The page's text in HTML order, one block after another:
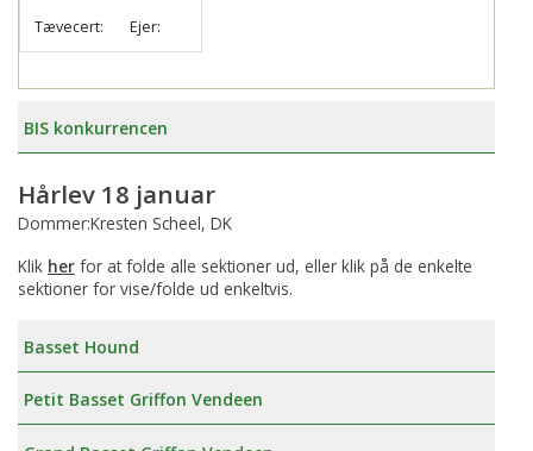
Tævecert: Ejer:
BIS konkurrencen
Hårlev 18 januar
Dommer:Kresten Scheel, DK
Klik her for at folde alle sektioner ud, eller klik på de enkelte
sektioner for vise/folde ud enkeltvis.
Basset Hound
Petit Basset Griffon Vendeen